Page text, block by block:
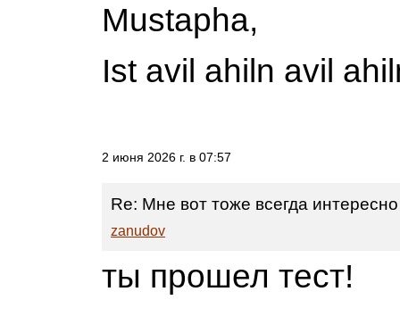
Mustapha,
Ist avil ahiln avil
2 июня 2026 г. в 07:57
Re: Мне вот тоже всегда
zanudov
ты прошел тест!